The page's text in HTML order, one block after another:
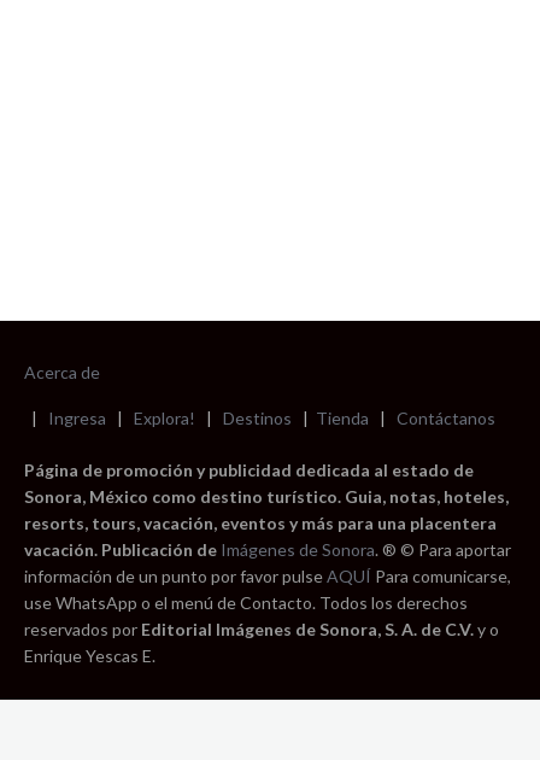
Acerca de
| Ingresa | Explora! | Destinos | Tienda | Contáctanos
Página de promoción y publicidad dedicada al estado de
Sonora, México como destino turístico. Guia, notas, hoteles,
resorts, tours, vacación, eventos y más para una placentera
vacación. Publicación de Imágenes de Sonora. ® © Para aportar
información de un punto por favor pulseAQUÍ Para comunicarse,
use WhatsApp o el menú de Contacto. Todos los derechos
reservados por Editorial Imágenes de Sonora, S. A. de C.V.y o
Enrique Yescas E.